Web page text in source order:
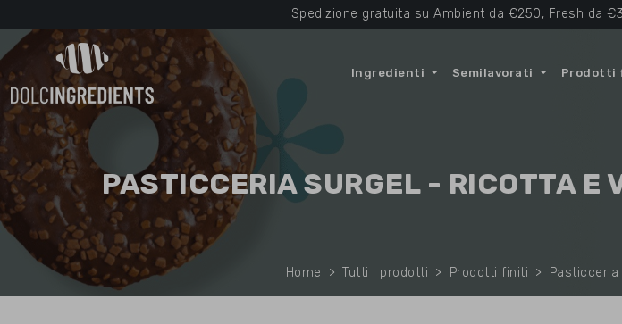
Spedizione gratuita su Ambient da €250, Fresh da
Ingredienti Semilavorati Prodotti
PASTICCERIA SURGEL - RICOTTA E
Home Tutti i prodotti Prodotti finiti